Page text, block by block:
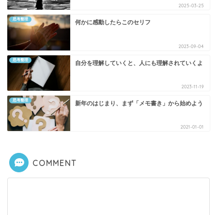
2025-03-25
思考整理 何かに感動したらこのセリフ
2023-09-04
思考整理 自分を理解していくと、人にも理解されていくよ
2023-11-19
思考整理 新年のはじまり、まず「メモ書き」から始めよう
2021-01-01
COMMENT